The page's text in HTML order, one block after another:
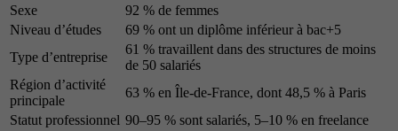
Sexe
92 % de femmes
Niveau d’études
69 % ont un diplôme inférieur à bac+5
Type d’entreprise
61 % travaillent dans des structures de moins
de 50 salariés
Région d’activité
principale
63 % en Île-de-France, dont 48,5 % à Paris
Statut professionnel 90–95 % sont salariés, 5–10 % en freelance